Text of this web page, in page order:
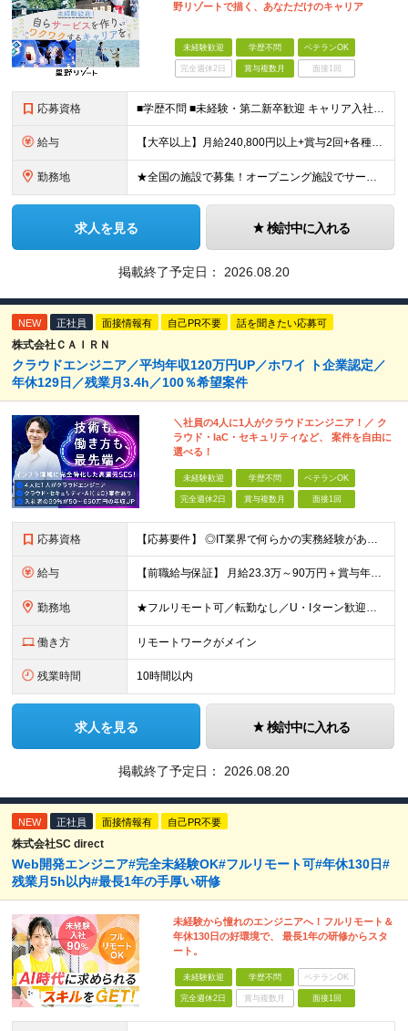
野リゾートで描く、あなただけのキャリア
未経験歓迎 学歴不問 ベテランOK
完全週休2日 賞与複数月 面接1回
応募資格 ■学歴不問 ■未経験・第二新卒歓迎 キャリア入社のメンバーは元美容師、営業、教員などさまざま！ これまでの経験やあなたらしい視点を活かして よりよいサービスを生み出していきましょう！
給与 【大卒以上】月給240,800円以上+賞与2回+各種手当 【短大・専門学校卒】月給204,400円以上+賞与2回+各種手当 【上記以外】月給187,000円以上+賞与2回+各種手当 ※経験、資格、能
勤務地 ★全国の施設で募集！オープニング施設でサービスを作っていきたい方は大歓迎！ ★希望しない転勤は原則なし 【積極採用エリア】 ■界 蔵王（26年10月開業予定） ※開業前に入社された場合、全国の星野リ
求人を見る 検討中に入れる
掲載終了予定日： 2026.08.20
NEW 正社員 面接情報有 自己PR不要 話を聞きたい応募可
株式会社ＣＡＩＲＮ
クラウドエンジニア／平均年収120万円UP／ホワイ ト企業認定／
年休129日／残業月3.4h／100％希望案件
＼社員の4人に1人がクラウドエンジニア！／ ク
ラウド・IaC・セキュリティなど、 案件を自由に
選べる！
未経験歓迎 学歴不問 ベテランOK
完全週休2日 賞与複数月 面接1回
応募資格 【応募要件】 ◎IT業界で何らかの実務経験がある方 └2～3ヶ月の実務経験のある方は歓迎します！ 例）PCキッティングやモバイル通信基地局の業務経験者など インフラエンジニアとして経験のある方は、
給与 【前職給与保証】 月給23.3万～90万円＋賞与年2回＋インセンティブ ★年収1000万円以上の実績あり！ ※上記月給には月20～30時間分（2万9,300円～21万7,900円）の固定残業代を含み
勤務地 ★フルリモート可／転勤なし／U・Iターン歓迎★ ◎勤務地は相談の上、ご自宅近くに調整します！ 【勤務地】 本社、または東京／埼玉／千葉／神奈川／愛知／仙台のクライアント先 ◎完全在宅（フルリモート）
働き方 リモートワークがメイン
残業時間 10時間以内
求人を見る 検討中に入れる
掲載終了予定日： 2026.08.20
NEW 正社員 面接情報有 自己PR不要
株式会社SC direct
Web開発エンジニア#完全未経験OK#フルリモート可#年休130日#
残業月5h以内#最長1年の手厚い研修
未経験から憧れのエンジニアへ！フルリモート＆
年休130日の好環境で、 最長1年の研修からスタ
ート。
未経験歓迎 学歴不問 ベテランOK
完全週休2日 賞与複数月 面接1回